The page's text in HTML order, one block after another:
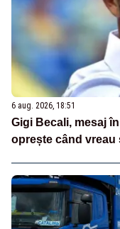
6 aug. 2026, 18:51
Gigi Becali, mesaj
oprește când vreau